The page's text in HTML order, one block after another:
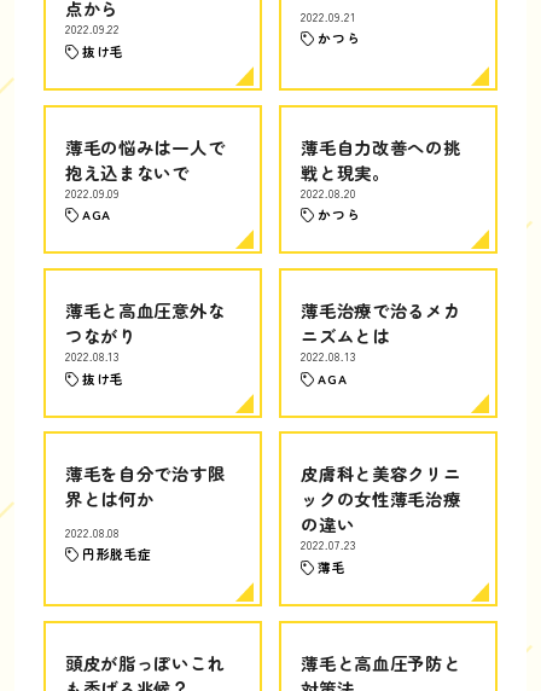
点から
2022.09.22
抜け毛
2022.09.21
かつら
薄毛の悩みは一人で
抱え込まないで
2022.09.09
AGA
薄毛自力改善への挑
戦と現実。
2022.08.20
かつら
薄毛と高血圧意外な
つながり
2022.08.13
抜け毛
薄毛治療で治るメカ
ニズムとは
2022.08.13
AGA
薄毛を自分で治す限
界とは何か
2022.08.08
円形脱毛症
皮膚科と美容クリニ
ックの女性薄毛治療
の違い
2022.07.23
薄毛
頭皮が脂っぽいこれ
薄毛と高血圧予防と